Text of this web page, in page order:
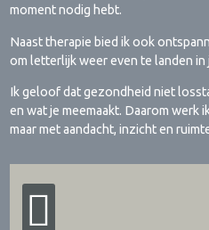
moment nodig hebt.
Naast therapie bied ik ook
om letterlijk weer even te landen in
Ik geloof dat gezondheid niet
en wat je meemaakt. Daarom
maar met aandacht, inzicht en